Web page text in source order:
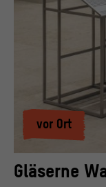
vor Ort
Gläserne